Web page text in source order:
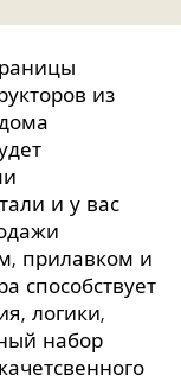
из
и у вас
прилавком и
способствует
логики,
набор